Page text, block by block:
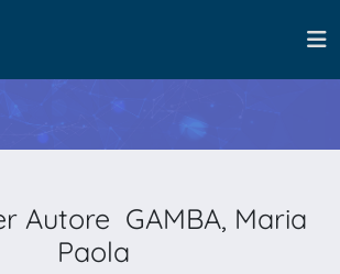
Autore GAMBA, Maria
Paola